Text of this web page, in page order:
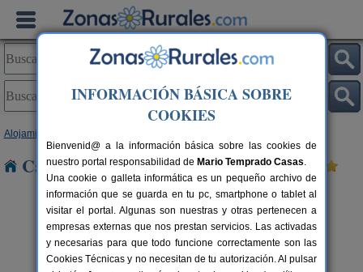
Alojamientos
Casas Rurales cerca de Iznalloz
INFORMACIÓN BÁSICA SOBRE
COOKIES
Bienvenid@ a la información básica sobre las cookies de
nuestro portal responsabilidad de Mario Temprado Casas.
Una cookie o galleta informática es un pequeño archivo de
información que se guarda en tu pc, smartphone o tablet al
visitar el portal. Algunas son nuestras y otras pertenecen a
empresas externas que nos prestan servicios. Las activadas
y necesarias para que todo funcione correctamente son las
Cookies Técnicas y no necesitan de tu autorización. Al pulsar